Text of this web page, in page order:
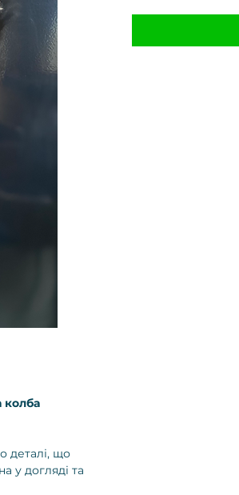
колба
деталі, що
у догляді та